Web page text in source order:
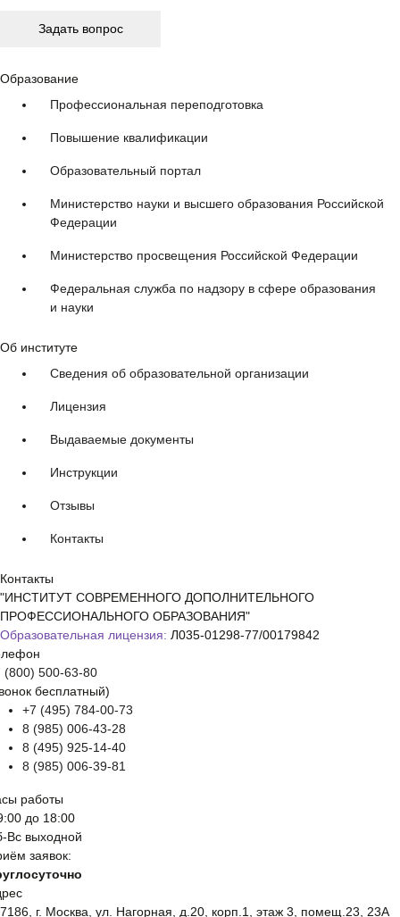
Образование
Профессиональная переподготовка
Повышение квалификации
Образовательный портал
Министерство науки и высшего образования Российской
Федерации
Министерство просвещения Российской Федерации
Федеральная служба по надзору в сфере образования
и науки
Об институте
Сведения об образовательной организации
Лицензия
Выдаваемые документы
Инструкции
Отзывы
Контакты
Контакты
"ИНСТИТУТ СОВРЕМЕННОГО ДОПОЛНИТЕЛЬНОГО
ПРОФЕССИОНАЛЬНОГО ОБРАЗОВАНИЯ"
Образовательная лицензия: Л035-01298-77/00179842
(800) 500-63-80
бесплатный)
+7 (495) 784-00-73
8 (985) 006-43-28
8 (495) 925-14-40
8 (985) 006-39-81
работы
до 18:00
Вс выходной
заявок:
г. Москва, ул. Нагорная, д.20, корп.1, этаж 3, помещ.23, 23А